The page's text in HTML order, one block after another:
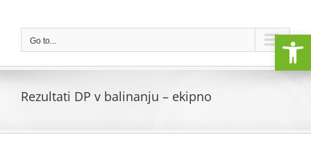
contentGo to...
Rezultati DP v balinanju – ekipno